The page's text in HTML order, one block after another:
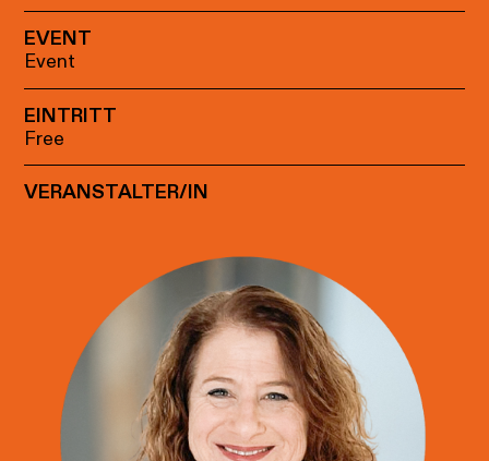
EVENT
Event
EINTRITT
Free
VERANSTALTER/IN